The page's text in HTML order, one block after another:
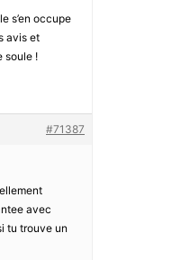
s’en occupe
avis et
soule !
#71387
avec
tu trouve un